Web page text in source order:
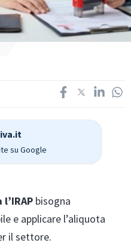
su Google
bisogna
e applicare l’aliquota
il settore.